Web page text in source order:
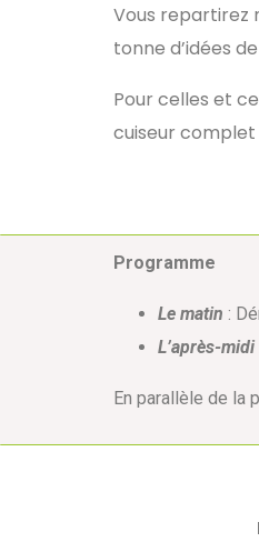
Vous repartirez
tonne d’idées
Pour celles et
cuiseur
Programme
Le matin :
L’après-midi
En parallèle de la